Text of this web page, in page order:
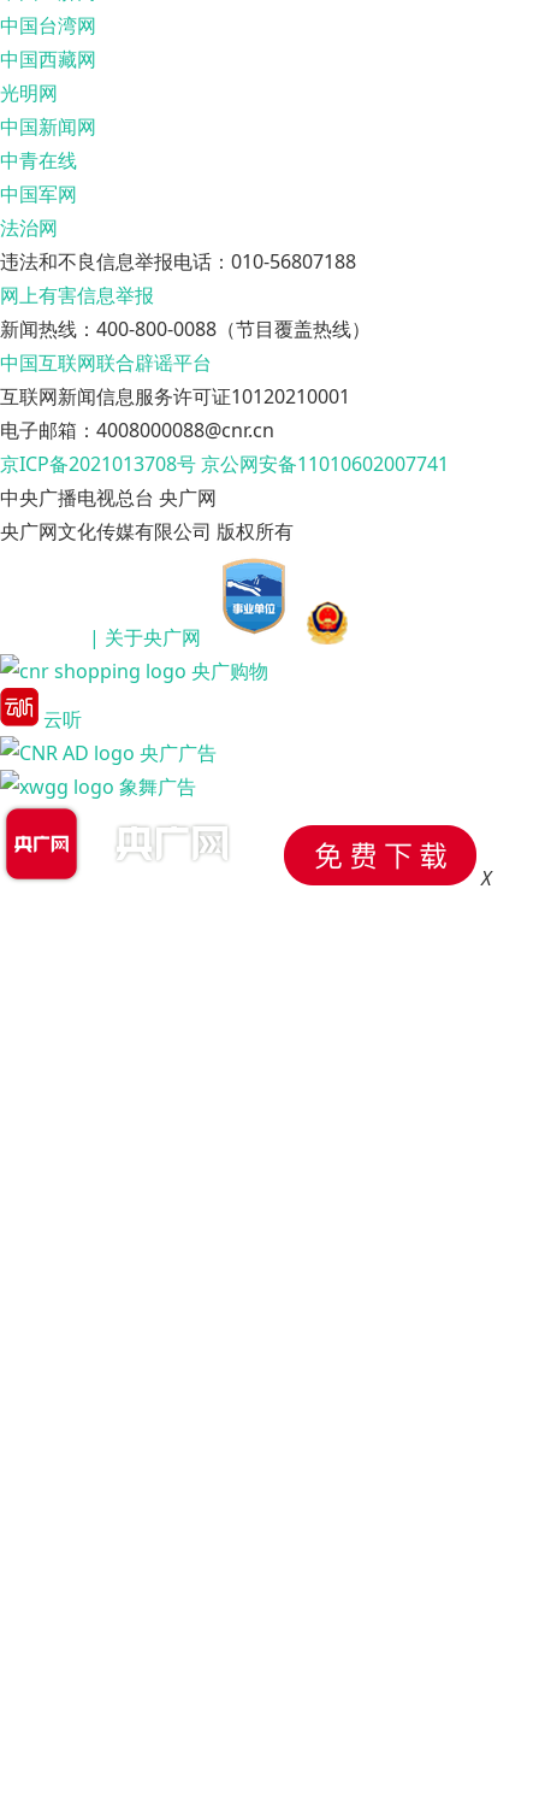
中国台湾网
中国西藏网
光明网
中国新闻网
中青在线
中国军网
法治网
违法和不良信息举报电话：010-56807188
网上有害信息举报
新闻热线：400-800-0088（节目覆盖热线）
中国互联网联合辟谣平台
互联网新闻信息服务许可证10120210001
电子邮箱：4008000088@cnr.cn
京ICP备2021013708号京公网安备11010602007741
中央广播电视总台 央广网
央广网文化传媒有限公司 版权所有
| 关于央广网
央广购物
云听
央广广告
象舞广告
X